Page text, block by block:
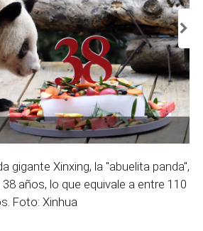
gigante Xinxing, la "abuelita panda",
años, lo que equivale a entre 110
Foto: Xinhua